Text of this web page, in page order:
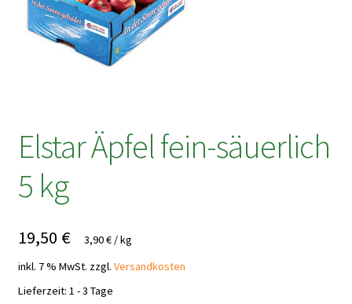
Elstar Äpfel fein-säuerlich
5 kg
19,50 € 3,90€ /kg
inkl. 7 % MwSt. zzgl. Versandkosten
Lieferzeit: 1 - 3 Tage